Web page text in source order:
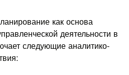
как основа
деятельности в
следующие аналитико-